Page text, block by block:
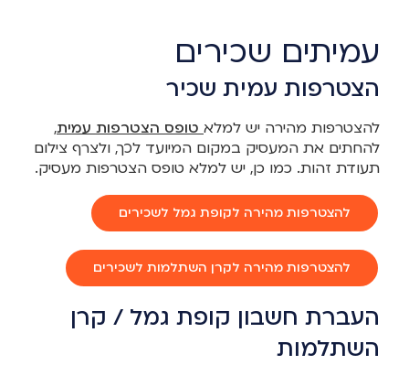
עמיתים שכירים
הצטרפות עמית שכיר
להצטרפות מהירה יש למלא טופס הצטרפות עמית,
להחתים את המעסיק במקום המיועד לכך, ולצרף צילום
תעודת זהות. כמו כן, יש למלא טופס הצטרפות מעסיק.
להצטרפות מהירה לקופת גמל לשכירים
להצטרפות מהירה לקרן השתלמות לשכירים
העברת חשבון קופת גמל / קרן
השתלמות